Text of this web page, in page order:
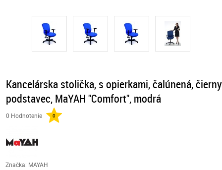
Kancelárska stolička, s opierkami, čalúnená, čierny
podstavec, MaYAH "Comfort", modrá
0 Hodnotenie 0
Značka: MAYAH